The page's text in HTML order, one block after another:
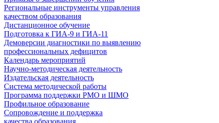
Региональные инструменты управления
качеством образования
Дистанционное обучение
Подготовка к ГИА-9 и ГИА-11
Демоверсии диагностики по выявлению
профессиональных дефицитов
Календарь мероприятий
Научно-методическая деятельность
Издательская деятельность
Система методической работы
Программа поддержки РМО и ШМО
Профильное образование
Сопровождение и поддержка
качества образования